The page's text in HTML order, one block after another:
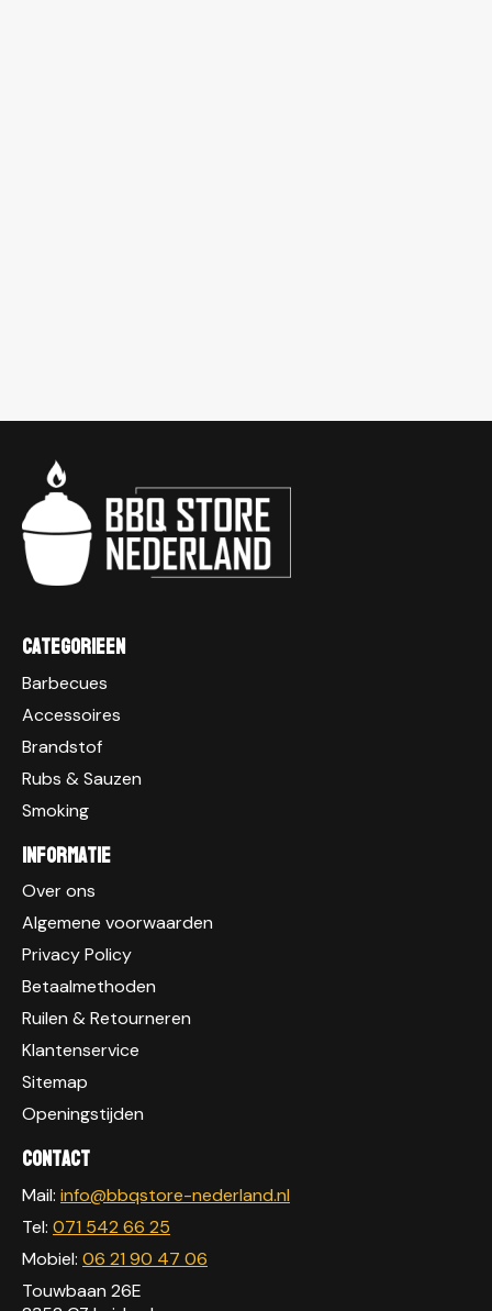
Categorieen
Barbecues
Accessoires
Brandstof
Rubs & Sauzen
Smoking
Informatie
Over ons
Algemene voorwaarden
Privacy Policy
Betaalmethoden
Ruilen & Retourneren
Klantenservice
Sitemap
Openingstijden
Contact
Mail: info@bbqstore-nederland.nl
Tel: 071 542 66 25
Mobiel: 06 21 90 47 06
Touwbaan 26E